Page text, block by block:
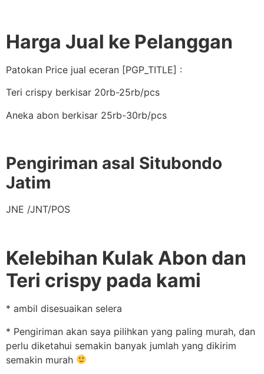
Harga Jual ke Pelanggan
Patokan Price jual eceran [PGP_TITLE] :
Teri crispy berkisar 20rb-25rb/pcs
Aneka abon berkisar 25rb-30rb/pcs
Pengiriman asal Situbondo
Jatim
JNE /JNT/POS
Kelebihan Kulak Abon dan
Teri crispy pada kami
* ambil disesuaikan selera
* Pengiriman akan saya pilihkan yang paling murah, dan
perlu diketahui semakin banyak jumlah yang dikirim
semakin murah